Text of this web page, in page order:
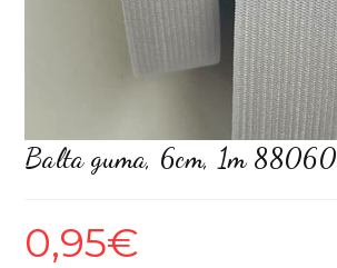
Balta guma, 6cm, 1m 88060
0,95€